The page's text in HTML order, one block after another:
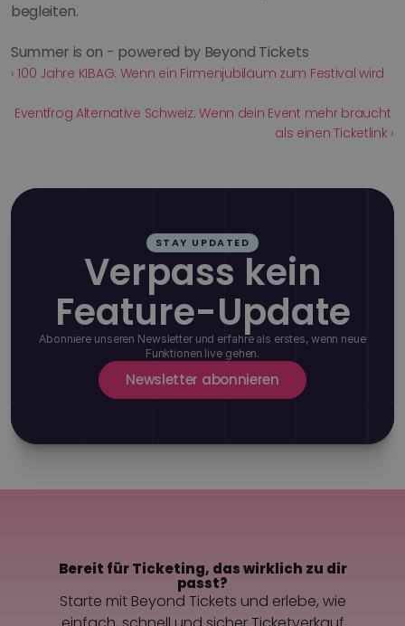
begleiten.
Summer is on - powered by Beyond Tickets
‹ 100 Jahre KIBAG: Wenn ein Firmenjubiläum zum Festival wird
Eventfrog Alternative Schweiz: Wenn dein Event mehr braucht
als einen Ticketlink ›
STAY UPDATED
Verpass kein
Feature-Update
Abonniere unseren Newsletter und erfahre als erstes, wenn neue
Funktionen live gehen.
Newsletter abonnieren
Bereit für Ticketing, das wirklich zu dir
passt?
Starte mit Beyond Tickets und erlebe, wie